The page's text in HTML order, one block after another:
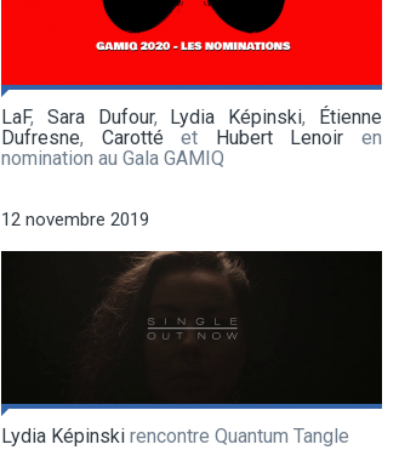
LaF, Sara Dufour, Lydia Képinski, Étienne
Dufresne, Carotté et Hubert Lenoir en
nomination au Gala GAMIQ
12 novembre 2019
Lydia Képinski rencontre Quantum Tangle